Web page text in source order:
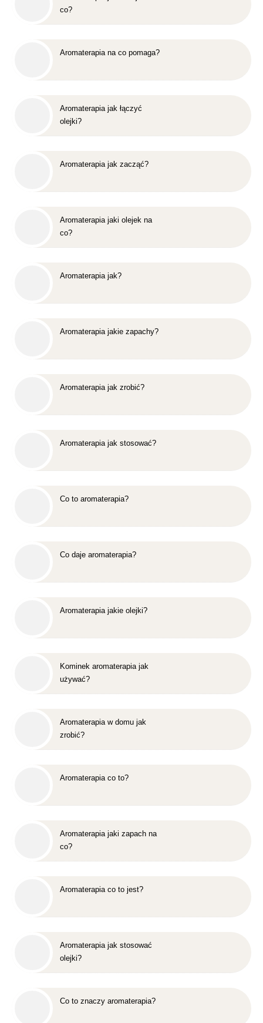
co?
Aromaterapia na co pomaga?
Aromaterapia jak łączyć
olejki?
Aromaterapia jak zacząć?
Aromaterapia jaki olejek na
co?
Aromaterapia jak?
Aromaterapia jakie zapachy?
Aromaterapia jak zrobić?
Aromaterapia jak stosować?
Co to aromaterapia?
Co daje aromaterapia?
Aromaterapia jakie olejki?
Kominek aromaterapia jak
używać?
Aromaterapia w domu jak
zrobić?
Aromaterapia co to?
Aromaterapia jaki zapach na
co?
Aromaterapia co to jest?
Aromaterapia jak stosować
olejki?
Co to znaczy aromaterapia?